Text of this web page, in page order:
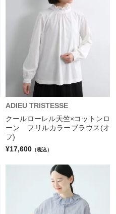
ADIEU TRISTESSE
クールローレル天竺×コットンロ
ーン フリルカラーブラウス(オ
フ)
¥17,600 （税込）